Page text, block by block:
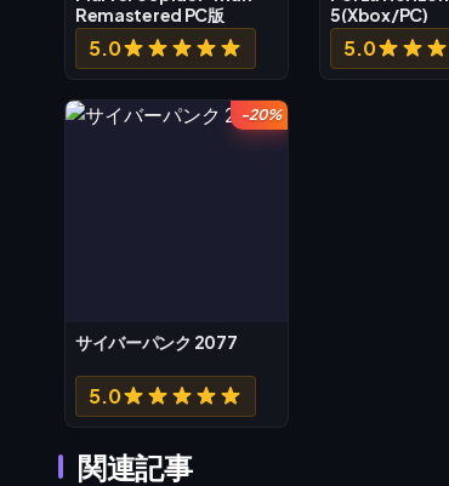
Remastered PC版
(Steam)
5.0
5(Xbox/PC)
5.0
-20%
サイバーパンク 2077
5.0
関連記事